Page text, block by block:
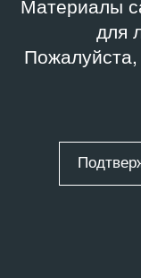
для
Пожалуйста,